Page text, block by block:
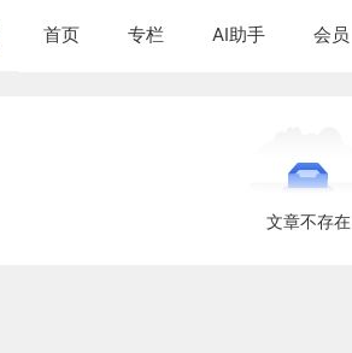
首页 专栏 AI助手 会员
文章不存在